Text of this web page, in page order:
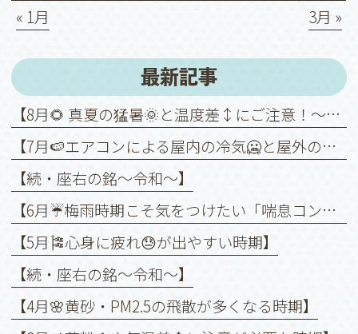
« 1月 3月 »
最新記事
【8月🌻 真夏の猛暑🌞と温度差↕️にご注意！～喘息を悪化させないために～】
【7月🍉エアコンによる屋内の冷気🥶と屋外の暑さ🥵との温度差↕️に注意！】
【続・座右の銘〜令和〜】
【6月☔️梅雨時期こそ気をつけたい「喘息コントロール」】
【5月🎏心身に疲れ😓が出やすい時期】
【続・座右の銘〜令和〜】
【4月🌸黄砂・PM2.5の飛散が多くなる時期】